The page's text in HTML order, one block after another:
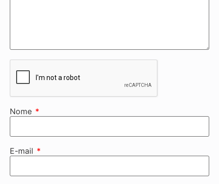
Nome *
E-mail *